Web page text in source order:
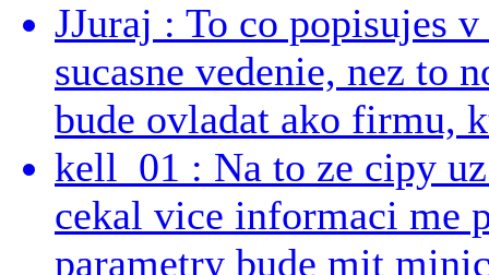
JJuraj : To co popisujes
sucasne vedenie, nez to
bude ovladat ako firmu,
kell_01 : Na to ze cipy
cekal vice informaci me
parametry bude mit